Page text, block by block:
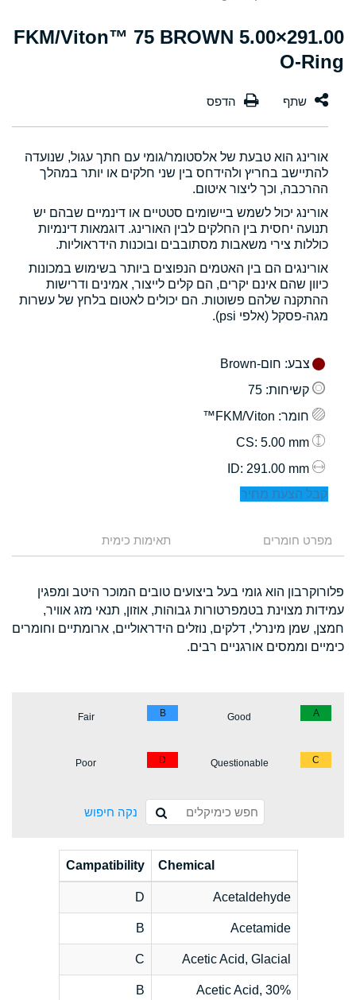
291.00×5.00 FKM/Viton™ 75 BROWN
O-Ring
אורינג הוא טבעת של אלסטומר/גומי עם חתך עגול, שנועדה
להתיישב בחריץ ולהידחס בין שני חלקים או יותר במהלך
ההרכבה, וכך ליצור איטום.
אורינג יכול לשמש ביישומים סטטיים או דינמיים שבהם יש
תנועה יחסית בין החלקים לבין האורינג. דוגמאות דינמיות
כוללות צירי משאבות מסתובבים ובוכנות הידראוליות.
אורינגים הם בין האטמים הנפוצים ביותר בשימוש במכונות
כיוון שהם אינם יקרים, הם קלים לייצור, אמינים ודרישות
ההתקנה שלהם פשוטות. הם יכולים לאטום בלחץ של עשרות
מגה-פסקל (אלפי psi).
צבע: חום-Brown
קשיחות: 75
חומר: FKM/Viton™
: 5.00 mm
: 291.00 mm
קבל הצעת מחיר
מפרט חומרים תאימות כימית
פלורוקרבון הוא גומי בעל ביצועים טובים המוכר היטב ומפגין
עמידות מצוינת בטמפרטורות גבוהות, אוזון, תנאי מזג אוויר,
חמצן, שמן מינרלי, דלקים, נוזלים הידראוליים, ארומתיים וחומרים
כימיים וממסים אורגניים רבים.
A
Good
B
Fair
C
Questionable
D
Poor
נקה חיפוש
Chemical
Campatibility
Acetaldehyde
D
Acetamide
B
Acetic Acid, Glacial
C
Acetic Acid, 30%
B